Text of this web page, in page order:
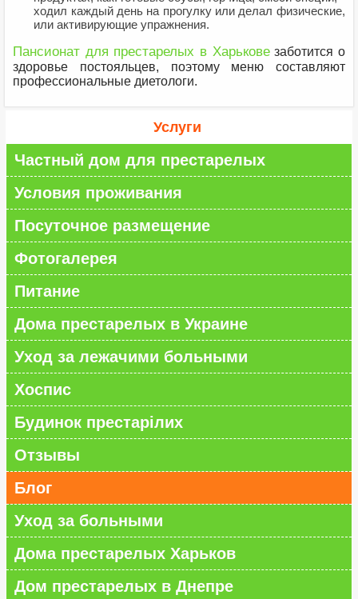
ходил каждый день на прогулку или делал физические,
или активирующие упражнения.
Пансионат для престарелых в Харьковезаботится о
здоровье постояльцев, поэтому меню составляют
профессиональные диетологи.
Услуги
Частный дом для престарелых
Условия проживания
Посуточное размещение
Фотогалерея
Питание
Дома престарелых в Украине
Уход за лежачими больными
Хоспис
Будинок престарілих
Отзывы
Блог
Уход за больными
Дома престарелых Харьков
Дом престарелых в Днепре